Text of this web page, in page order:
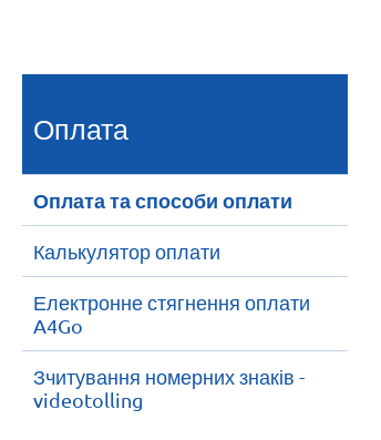
Оплата
Оплата та способи оплати
Калькулятор оплати
Електронне стягнення оплати
A4Go
Зчитування номерних знаків -
videotolling